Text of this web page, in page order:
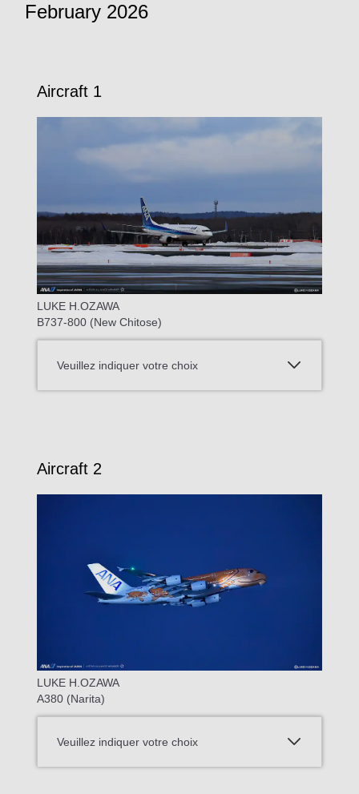
February 2026
Aircraft 1
LUKE H.OZAWA
B737-800 (New Chitose)
Veuillez indiquer votre choix
Aircraft 2
LUKE H.OZAWA
A380 (Narita)
Veuillez indiquer votre choix